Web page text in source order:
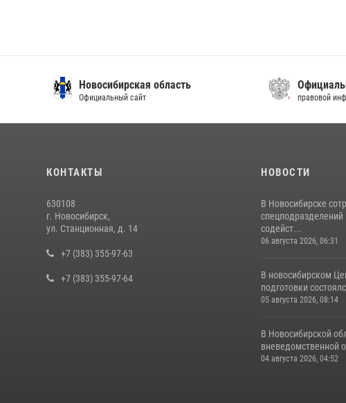
Новосибирская область
Официальный сайт правовой
КОНТАКТЫ
630108
г. Новосибирск,
ул. Станционная, д. 14
+7 (383) 355-97-63
+7 (383) 355-97-64
НОВОСТИ
В Новосибирске
спецподразделений
содейст...
06 августа 2026, 06:31
В новосибирском
подготовки
05 августа 2026, 08:14
В Новосибирской
вневедомственной
04 августа 2026, 04:52